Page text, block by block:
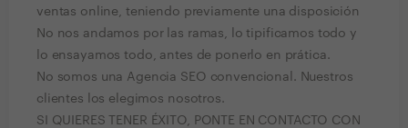
ventas online, teniendo previamente una disposición
No nos andamos por las ramas, lo tipificamos todo y
lo ensayamos todo, antes de ponerlo en prática.
No somos una Agencia SEO convencional. Nuestros
clientes los elegimos nosotros.
SI QUIERES TENER ÉXITO, PONTE EN CONTACTO CON